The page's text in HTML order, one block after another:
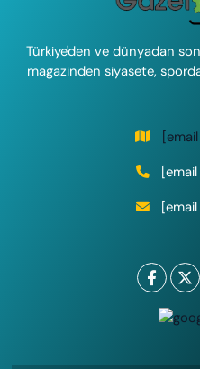
Türkiye'den ve dünyadan
magazinden siyasete,